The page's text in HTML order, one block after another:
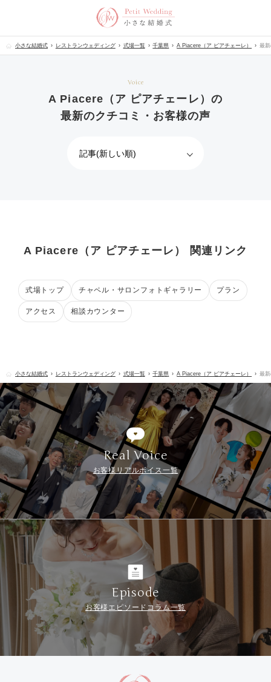
小さな結婚式 レストランウェディング 式場一覧 千葉県 A Piacere（ア ピアチェーレ） 最
Voice
A Piacere（ア ピアチェーレ）の
最新のクチコミ・お客様の声
A Piacere（ア ピアチェーレ） 関連リンク
式場トップ チャペル・サロンフォトギャラリー プラン
アクセス 相談カウンター
小さな結婚式 レストランウェディング 式場一覧 千葉県 A Piacere（ア ピアチェーレ） 最
Real Voice
お客様リアルボイス一覧
Episode
お客様エピソードコラム一覧